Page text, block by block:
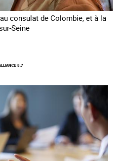
consulat de Colombie, et à la
Seine
8.7